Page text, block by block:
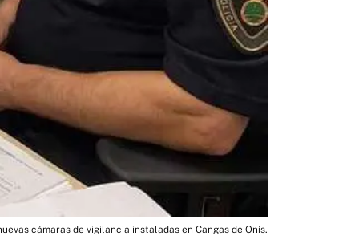
cámaras de vigilancia instaladas en Cangas de Onís.